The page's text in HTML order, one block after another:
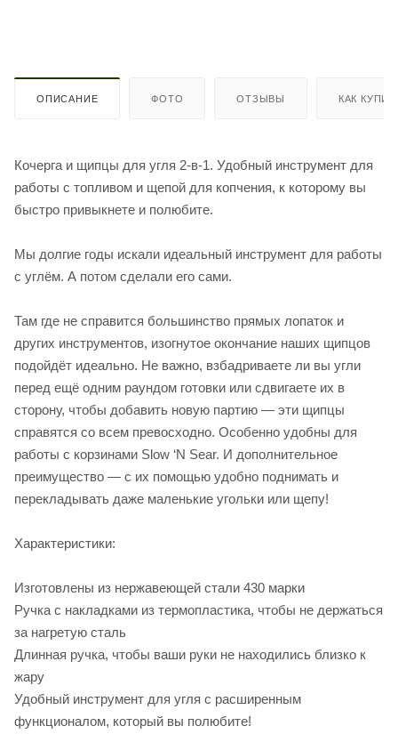
ОПИСАНИЕ ФОТО ОТЗЫВЫ КАК
Кочерга и щипцы для угля 2-в-1. Удобный инструмент для
работы с топливом и щепой для копчения, к которому вы
быстро привыкнете и полюбите.
Мы долгие годы искали идеальный инструмент для работы
с углём. А потом сделали его сами.
Там где не справится большинство прямых лопаток и
других инструментов, изогнутое окончание наших щипцов
подойдёт идеально. Не важно, взбадриваете ли вы угли
перед ещё одним раундом готовки или сдвигаете их в
сторону, чтобы добавить новую партию — эти щипцы
справятся со всем превосходно. Особенно удобны для
работы с корзинами Slow ‘N Sear. И дополнительное
преимущество — с их помощью удобно поднимать и
перекладывать даже маленькие угольки или щепу!
Характеристики:
Изготовлены из нержавеющей стали 430 марки
Ручка с накладками из термопластика, чтобы не держаться
за нагретую сталь
Длинная ручка, чтобы ваши руки не находились близко к
жару
Удобный инструмент для угля с расширенным
функционалом, который вы полюбите!